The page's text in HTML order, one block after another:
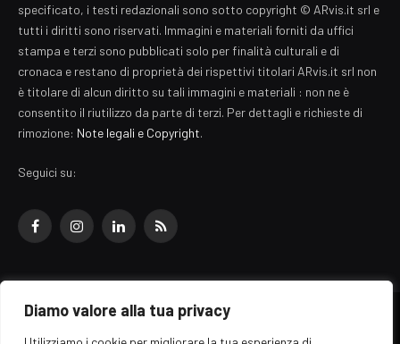
Diamo valore alla tua privacy
specificato, i testi redazionali sono sotto copyright © ARvis.it srl e
tutti i diritti sono riservati. Immagini e materiali forniti da uffici
stampa e terzi sono pubblicati solo per finalità culturali e di
cronaca e restano di proprietà dei rispettivi titolari ARvis.it srl non
è titolare di alcun diritto su tali immagini e materiali : non ne è
consentito il riutilizzo da parte di terzi. Per dettagli e richieste di
rimozione: Note legali e Copyright.
Seguici su:
FacebookInstagramLinkedInRSS
© 2026 EZ Rome Designed by ARvis.it